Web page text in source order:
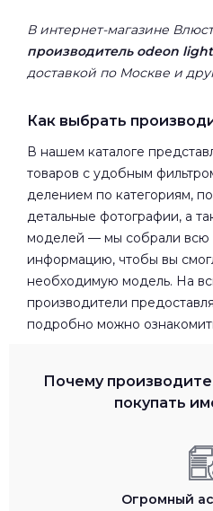
В интернет-магазине
производитель odeon light
доставкой по Москве и
Как выбрать
В нашем каталоге
товаров с удобным
делением по категориям,
детальные фотографии, а
моделей — мы собрали
информацию, чтобы вы
необходимую модель. На
производители
подробно можно
Почему
покупать
Огромный